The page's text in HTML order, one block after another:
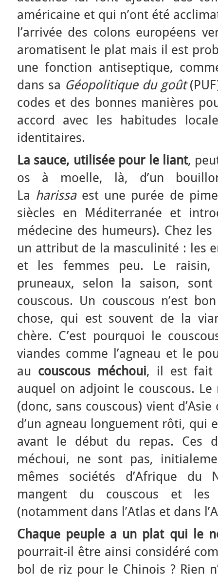
américaine et qui n’ont été
l’arrivée des colons européens
aromatisent le plat mais il est
une fonction antiseptique,
dans sa Géopolitique du goût
codes et des bonnes manières
accord avec les habitudes
identitaires.
La sauce, utilisée pour le liant,
os à moelle, là, d’un
La harissaest une purée de
siècles en Méditerranée et
médecine des humeurs). Chez les
un attribut de la masculinité : les
et les femmes peu. Le
pruneaux, selon la saison,
couscous. Un couscous n’est
chose, qui est souvent de la
chère. C’est pourquoi le
viandes comme l’agneau et le
au couscous méchoui, il est fait
auquel on adjoint le couscous.
(donc, sans couscous) vient
d’un agneau longuement rôti, qui
avant le début du repas. Ces
méchoui, ne sont pas,
mêmes sociétés d’Afrique du
mangent du couscous et les
(notamment dans l’Atlas et dans
Chaque peuple a un plat qui le
pourrait-il être ainsi considéré
bol de riz pour le Chinois ? Rien